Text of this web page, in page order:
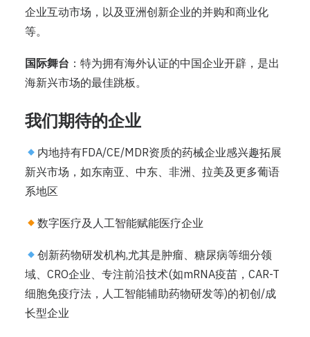
企业互动市场，以及亚洲创新企业的并购和商业化
等。
国际舞台 ：特为拥有海外认证的中国企业开辟，是出
海新兴市场的最佳跳板。
我们期待的企业
内地持有FDA/CE/MDR资质的药械企业感兴趣拓展
新兴市场，如东南亚、中东、非洲、拉美及更多葡语
系地区
数字医疗及人工智能赋能医疗企业
创新药物研发机构,尤其是肿瘤、糖尿病等细分领
域、CRO企业、专注前沿技术(如mRNA疫苗，CAR-T
细胞免疫疗法，人工智能辅助药物研发等)的初创/成
长型企业